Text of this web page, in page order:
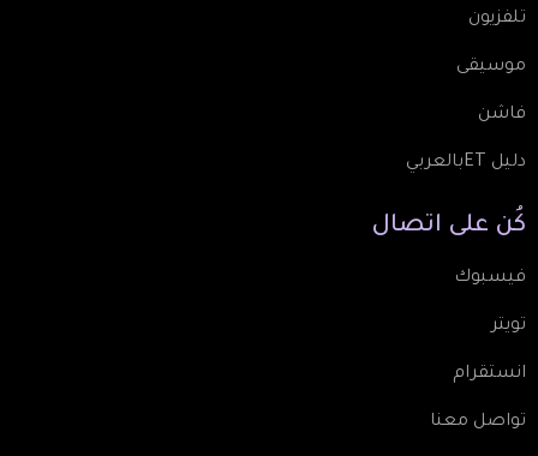
تلفزيون
موسيقى
فاشن
دليل ETبالعربي
كُن على اتصال
فيسبوك
تويتر
انستقرام
تواصل معنا